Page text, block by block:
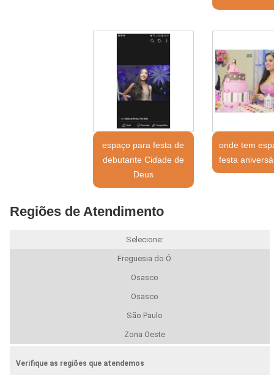
espaço para festa de
debutante Cidade de
Deus
onde tem
festa
Regiões de Atendimento
Selecione:
Freguesia do Ó
Osasco
Osasco
São Paulo
Zona Oeste
Verifique as regiões que atendemos